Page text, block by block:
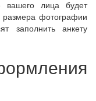
лица будет
фотографии
заполнить анкету